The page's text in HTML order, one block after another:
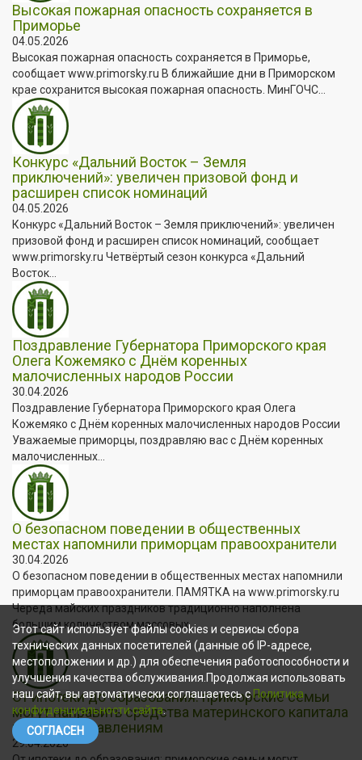
Высокая пожарная опасность сохраняется в
Приморье
04.05.2026
Высокая пожарная опасность сохраняется в Приморье,
сообщает www.primorsky.ru В ближайшие дни в Приморском
крае сохранится высокая пожарная опасность. МинГОЧС...
Конкурс «Дальний Восток – Земля
приключений»: увеличен призовой фонд и
расширен список номинаций
04.05.2026
Конкурс «Дальний Восток – Земля приключений»: увеличен
призовой фонд и расширен список номинаций, сообщает
www.primorsky.ru Четвёртый сезон конкурса «Дальний
Восток...
Поздравление Губернатора Приморского края
Олега Кожемяко с Днём коренных
малочисленных народов России
30.04.2026
Поздравление Губернатора Приморского края Олега
Кожемяко с Днём коренных малочисленных народов России
Уважаемые приморцы, поздравляю вас с Днём коренных
малочисленных...
О безопасном поведении в общественных
местах напомнили приморцам правоохранители
30.04.2026
О безопасном поведении в общественных местах напомнили
приморцам правоохранители. ПАМЯТКА на www.primorsky.ru
Череда майских праздников традиционно наполнена
большим количеством массовых...
От ипотеки до образования: приморские семьи
могут направить средства материнского капитала
по пяти направлениям
29.04.2026
Этот сайт использует файлы cookies и сервисы сбора
технических данных посетителей (данные об IP-адресе,
местоположении и др.) для обеспечения работоспособности и
улучшения качества обслуживания.Продолжая использовать
наш сайт, вы автоматически соглашаетесь сПолитика
конфиденциальности сайта.
СОГЛАСЕН